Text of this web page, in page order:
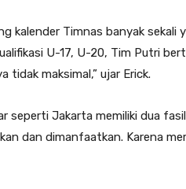
kalender Timnas banyak sekali
U-17, U-20, Tim Putri
tidak maksimal,” ujar Erick.
seperti Jakarta memiliki dua
dan dimanfaatkan. Karena